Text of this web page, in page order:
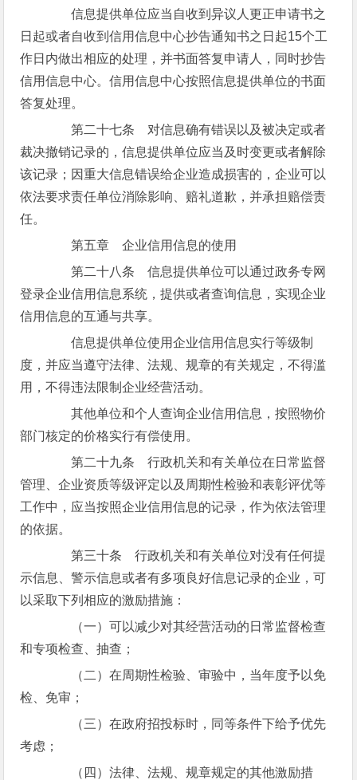
信息提供单位应当自收到异议人更正申请书之
日起或者自收到信用信息中心抄告通知书之日起15个工
作日内做出相应的处理，并书面答复申请人，同时抄告
信用信息中心。信用信息中心按照信息提供单位的书面
答复处理。
第二十七条 对信息确有错误以及被决定或者
裁决撤销记录的，信息提供单位应当及时变更或者解除
该记录；因重大信息错误给企业造成损害的，企业可以
依法要求责任单位消除影响、赔礼道歉，并承担赔偿责
任。
第五章 企业信用信息的使用
第二十八条 信息提供单位可以通过政务专网
登录企业信用信息系统，提供或者查询信息，实现企业
信用信息的互通与共享。
信息提供单位使用企业信用信息实行等级制
度，并应当遵守法律、法规、规章的有关规定，不得滥
用，不得违法限制企业经营活动。
其他单位和个人查询企业信用信息，按照物价
部门核定的价格实行有偿使用。
第二十九条 行政机关和有关单位在日常监督
管理、企业资质等级评定以及周期性检验和表彰评优等
工作中，应当按照企业信用信息的记录，作为依法管理
的依据。
第三十条 行政机关和有关单位对没有任何提
示信息、警示信息或者有多项良好信息记录的企业，可
以采取下列相应的激励措施：
（一）可以减少对其经营活动的日常监督检查
和专项检查、抽查；
（二）在周期性检验、审验中，当年度予以免
检、免审；
（三）在政府招投标时，同等条件下给予优先
考虑；
（四）法律、法规、规章规定的其他激励措